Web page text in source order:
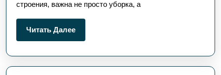
строения, важна не просто уборка, а
Читать ДалееЧитать
Далее